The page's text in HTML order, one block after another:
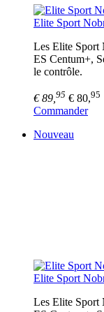
Elite Sport
Les Elite Sport
ES Centum+,
le contrôle.
€ 89, 95 € 80,95
Commander
Nouveau
Elite Sport
Les Elite Sport